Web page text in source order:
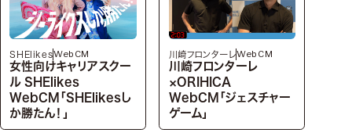
SHElikesWebCM
女性向けキャリアスクー
ル SHElikes
WebCM「SHElikesし
か勝たん！」
川崎フロンターレWebCM
川崎フロンターレ
×ORIHICA
WebCM「ジェスチャー
ゲーム」